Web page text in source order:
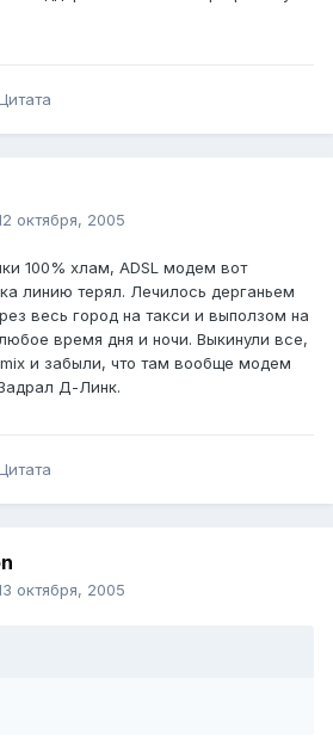
октября, 2005
100% хлам, ADSL модем вот
линию терял. Лечилось дерганьем
весь город на такси и выползом на
время дня и ночи. Выкинули все,
и забыли, что там вообще модем
Д-Линк.
октября, 2005